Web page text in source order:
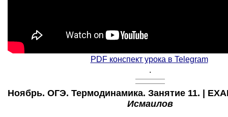
PDF конспект урока в Telegram
.
Ноябрь. ОГЭ. Термодинамика. Занятие 11. |
Исмаилов